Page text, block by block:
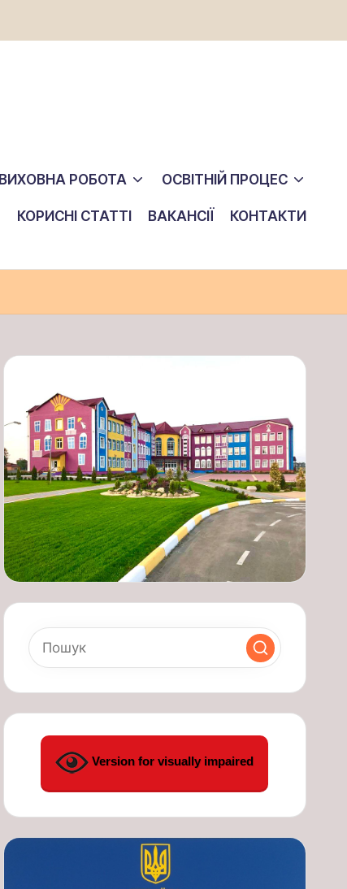
ВИХОВНА РОБОТА ОСВІТНІЙ ПРОЦЕС
КОРИСНІ СТАТТІ ВАКАНСІЇ
КОНТАКТИ
Version for visually impaired